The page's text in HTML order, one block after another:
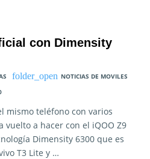
con Dimensity
NOTICIAS DE MOVILES
mismo teléfono con varios
a hacer con el iQOO Z9
Dimensity 6300 que es
T3 Lite y …